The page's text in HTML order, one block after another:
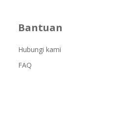
Bantuan
Hubungi kami
FAQ